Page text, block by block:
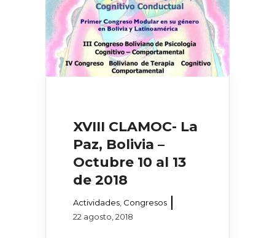
XVIII CLAMOC- La
Paz, Bolivia –
Octubre 10 al 13
de 2018
Actividades Congresos
22 agosto, 2018